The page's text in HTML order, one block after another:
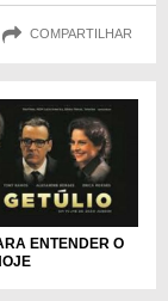
COMPARTILHAR
ENTENDER O